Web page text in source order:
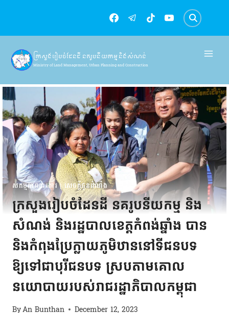
content
ក្រសួងរៀបចំដែនដី នគរូបនីយកម្ម និងសំណង់
Ministry of Land Management, Urban Planning and Construction
សកម្មភាពការងារ|សេចក្តីជូនដំណឹង
ក្រសួងរៀបចំដែនដី នគរូបនីយកម្ម និង
សំណង់ និងរដ្ឋបាលខេត្តកំពង់ឆ្នាំង បាន
និងកំពុងប្រែក្លាយភូមិឋាននៅទីជនបទ
ឱ្យទៅជាបុរីជនបទ ស្របតាមគោល
នយោបាយរបស់រាជរដ្ឋាភិបាលកម្ពុជា
ByAn Bunthan December 12, 2023